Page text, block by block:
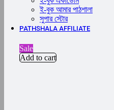
ই-বুক আমার পাঠশালা
সুপার ‍স্টোর
PATHSHALA AFFILIATE
Sale
Add to cart